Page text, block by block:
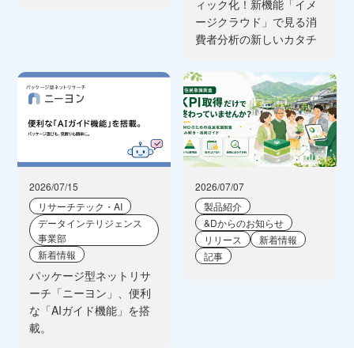
ィック化！新機能「イメ
ージクラウド」で見る消
費者分析の新しいカタチ
2026/07/15
リサーチテック・AI
データインテリジェンス
事業部
新着情報
パッケージ型ネットリサ
ーチ「ニーヨン」、便利
な「AIガイド機能」を搭
載。
2026/07/07
製品紹介
&Dからのお知らせ
リリース
新着情報
記事